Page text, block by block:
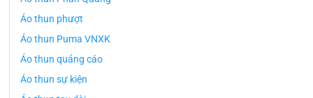
Áo thun phượt
Áo thun Puma VNXK
Áo thun quảng cáo
Áo thun sự kiện